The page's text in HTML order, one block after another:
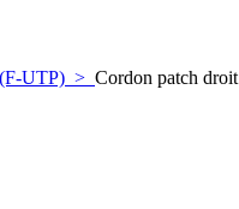
UTP) > Cordon patch droit